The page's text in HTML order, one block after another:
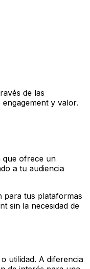
de las
y valor.
que ofrece un
a tu audiencia
para tus plataformas
sin la necesidad de
utilidad. A diferencia